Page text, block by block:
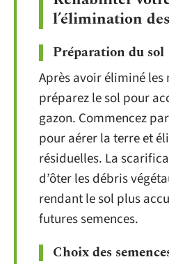
l’élimination
Préparation du sol
Après avoir éliminé les
préparez le sol pour
gazon. Commencez
pour aérer la terre et
résiduelles. La
d’ôter les débris
rendant le sol plus
futures semences.
Choix des